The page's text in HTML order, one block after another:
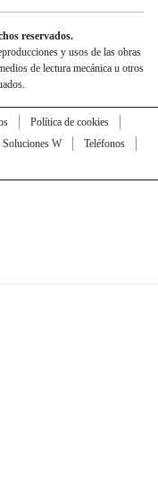
reservados.
y usos de las obras
de lectura mecánica u otros
Política de cookies
Soluciones W
Teléfonos